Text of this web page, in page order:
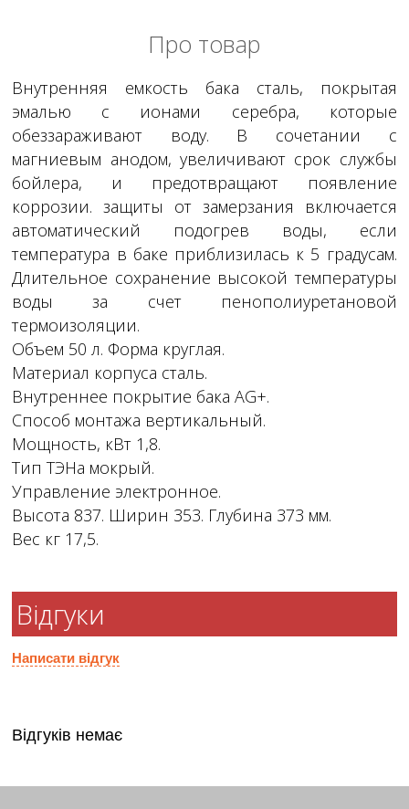
Про товар
Внутренняя емкость бака сталь, покрытая
эмалью с ионами серебра, которые
обеззараживают воду. В сочетании с
магниевым анодом, увеличивают срок службы
бойлера, и предотвращают появление
коррозии. защиты от замерзания включается
автоматический подогрев воды, если
температура в баке приблизилась к 5 градусам.
Длительное сохранение высокой температуры
воды за счет пенополиуретановой
термоизоляции.
Объем 50 л. Форма круглая.
Материал корпуса сталь.
Внутреннее покрытие бака AG+.
Способ монтажа вертикальный.
Мощность, кВт 1,8.
Тип ТЭНа мокрый.
Управление электронное.
Высота 837. Ширин 353. Глубина 373 мм.
Вес кг 17,5.
Відгуки
Написати відгук
Відгуків немає